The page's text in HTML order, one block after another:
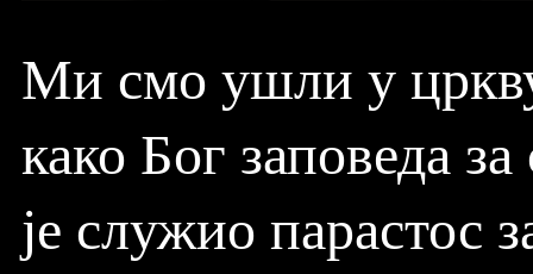
Ми смо ушли у
како Бог заповеда
је служио парастос